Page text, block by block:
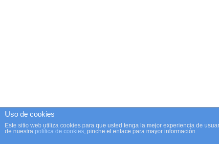
Uso de cookies
Este sitio web utiliza cookies para que usted tenga la mejor experiencia de
de nuestra política de cookies, pinche el enlace para mayor información.